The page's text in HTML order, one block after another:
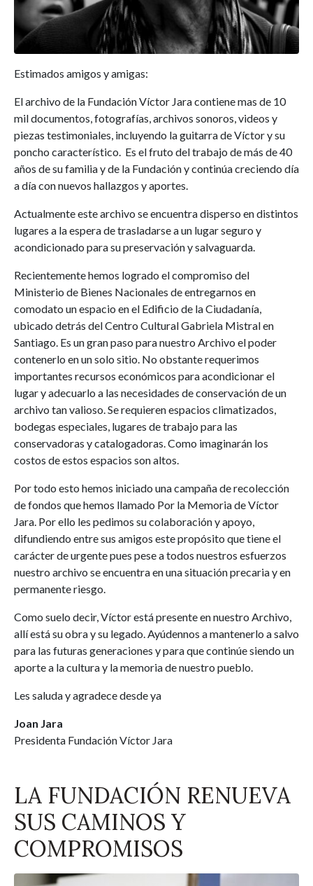
Estimados amigos y amigas:
El archivo de la Fundación Víctor Jara contiene mas de 10
mil documentos, fotografías, archivos sonoros, videos y
piezas testimoniales, incluyendo la guitarra de Víctor y su
poncho característico. Es el fruto del trabajo de más de 40
años de su familia y de la Fundación y continúa creciendo día
a día con nuevos hallazgos y aportes.
Actualmente este archivo se encuentra disperso en distintos
lugares a la espera de trasladarse a un lugar seguro y
acondicionado para su preservación y salvaguarda.
Recientemente hemos logrado el compromiso del
Ministerio de Bienes Nacionales de entregarnos en
comodato un espacio en el Edificio de la Ciudadanía,
ubicado detrás del Centro Cultural Gabriela Mistral en
Santiago. Es un gran paso para nuestro Archivo el poder
contenerlo en un solo sitio. No obstante requerimos
importantes recursos económicos para acondicionar el
lugar y adecuarlo a las necesidades de conservación de un
archivo tan valioso. Se requieren espacios climatizados,
bodegas especiales, lugares de trabajo para las
conservadoras y catalogadoras. Como imaginarán los
costos de estos espacios son altos.
Por todo esto hemos iniciado una campaña de recolección
de fondos que hemos llamado Por la Memoria de Víctor
Jara. Por ello les pedimos su colaboración y apoyo,
difundiendo entre sus amigos este propósito que tiene el
carácter de urgente pues pese a todos nuestros esfuerzos
nuestro archivo se encuentra en una situación precaria y en
permanente riesgo.
Como suelo decir, Víctor está presente en nuestro Archivo,
allí está su obra y su legado. Ayúdennos a mantenerlo a salvo
para las futuras generaciones y para que continúe siendo un
aporte a la cultura y la memoria de nuestro pueblo.
Les saluda y agradece desde ya
Joan Jara
Presidenta Fundación Víctor Jara
LA FUNDACIÓN RENUEVA
SUS CAMINOS Y
COMPROMISOS